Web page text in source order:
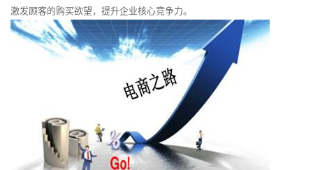
激发顾客的购买欲望，提升企业核心竞争力。